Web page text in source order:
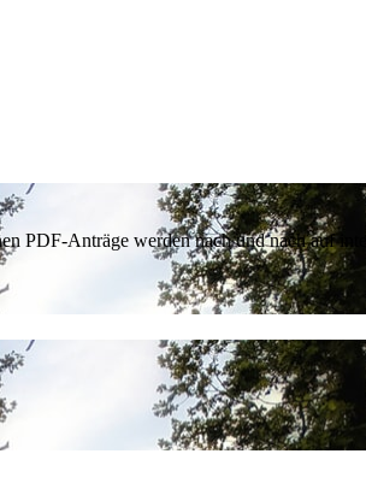
PDF-Anträge werden nach und nach auf